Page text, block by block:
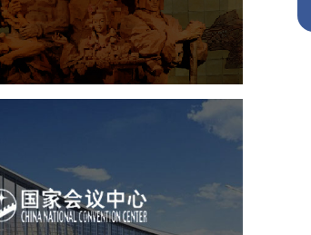
展馆网站建设
博物馆展厅设计
展厅空间设计
企业展厅设计
北京展厅设计 产品展厅设计
会议中心